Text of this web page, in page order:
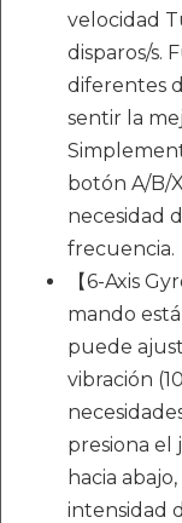
velocidad
disparos/s.
diferentes
sentir la
botón A/B/
necesidad
frecuencia.
【6-Axis
mando
puede
vibración
presiona el
hacia
intensidad